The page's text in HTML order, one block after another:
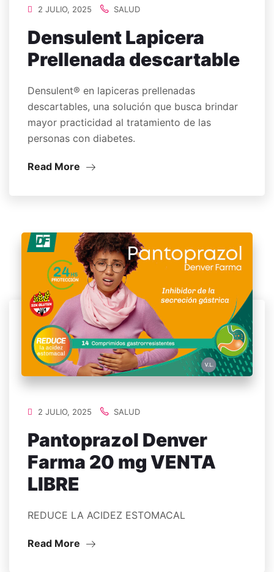
2 JULIO, 2025 SALUD
Densulent Lapicera
Prellenada descartable
Densulent® en lapiceras prellenadas
descartables, una solución que busca brindar
mayor practicidad al tratamiento de las
personas con diabetes.
Read More
2 JULIO, 2025 SALUD
Pantoprazol Denver
Farma 20 mg VENTA
LIBRE
REDUCE LA ACIDEZ ESTOMACAL
Read More